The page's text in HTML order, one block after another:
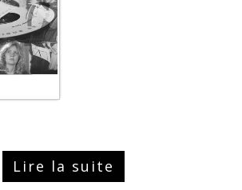
Lire la suite